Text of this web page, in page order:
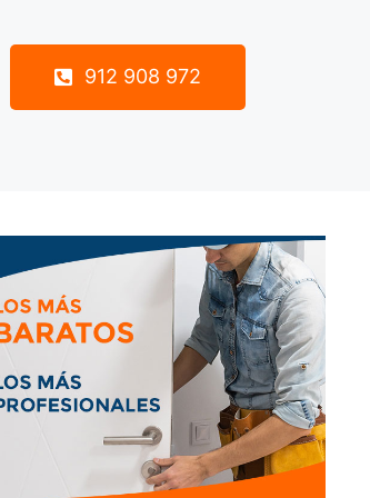
912 908 972